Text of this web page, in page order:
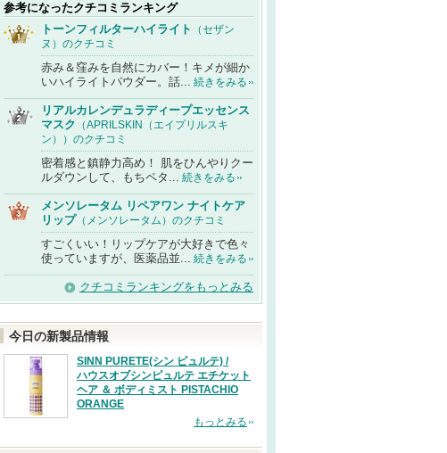
参考になったクチコミランキング
トーンフィルターハイライト
（セザン
ヌ）のクチコミ
赤み＆窪みを自然にカバー！キメが細か
いハイライトパウダー。話... 続きをみる
リアルカレンデュラディープエッセンス
マスク （APRILSKIN（エイプリルスキ
ン））のクチコミ
密着感と鎮静力高め！ 肌をひんやりクー
ルダウンして、もちペタ... 続きをみる
メンソレータム リペアワン ナイトケア
リップ（メンソレータム）のクチコミ
すごくいい！リップケアが大好きで色々
使っていますが、医薬品並... 続きをみる
クチコミランキングをもっとみる
今日の新製品情報
SINN PURETE(シン ピュルテ) /
ハウスオブシンピュルテ エチケット
ヘア ＆ ボディミスト PISTACHIO
ORANGE
もっとみる